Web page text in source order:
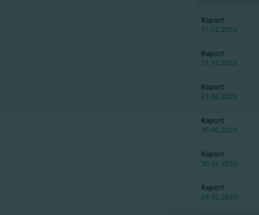
Raport
31.12.2023
Raport
31.10.2023
Raport
31.08.2023
Raport
30.06.2023
Raport
30.04.2023
Raport
28.02.2023